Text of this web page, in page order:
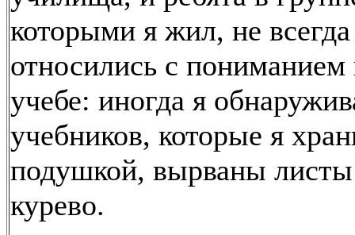
которыми я жил, не всегда
относились с
учебе: иногда я
учебников, которые я
подушкой, вырваны
курево.